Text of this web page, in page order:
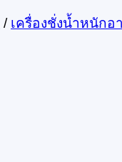
/ เครื่องชั่งน้ำหนักอ